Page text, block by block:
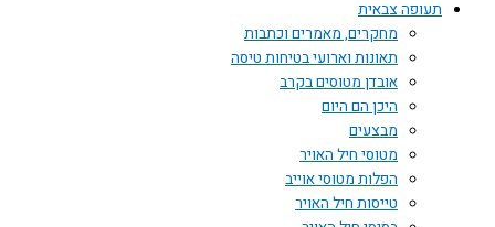
תעופה צבאית
מחקרים, מאמרים וכתבות
תאונות וארועי בטיחות טיסה
אובדן מטוסים בקרב
היכן הם היום
מבצעים
מטוסי חיל האויר
הפלות מטוסי אוייב
טייסות חיל האויר